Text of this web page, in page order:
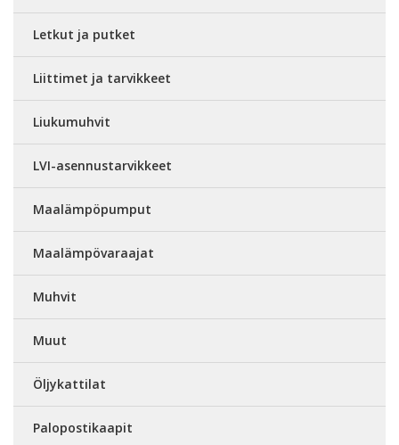
Letkut ja putket
Liittimet ja tarvikkeet
Liukumuhvit
LVI-asennustarvikkeet
Maalämpöpumput
Maalämpövaraajat
Muhvit
Muut
Öljykattilat
Palopostikaapit